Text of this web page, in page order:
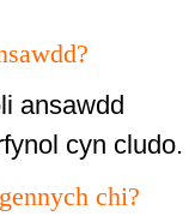
ansawdd
cyn cludo.
chi?